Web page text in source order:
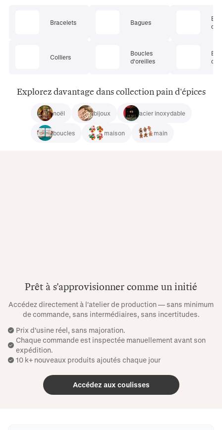
Bracelets
Colliers
Bagues
Boucles
d'oreilles
de
Explorez davantage dans collection pain d'épices
noël bijoux acier inoxydable
boucles maison main
Prêt à s'approvisionner comme un initié
Accédez directement à l'atelier de production — sans minimum
de commande, sans intermédiaires, sans incertitudes.
Prix ​​d'usine réel, sans majoration.
Chaque commande est inspectée manuellement avant son
expédition.
10 k+ nouveaux produits ajoutés chaque jour
Accédez aux coulisses